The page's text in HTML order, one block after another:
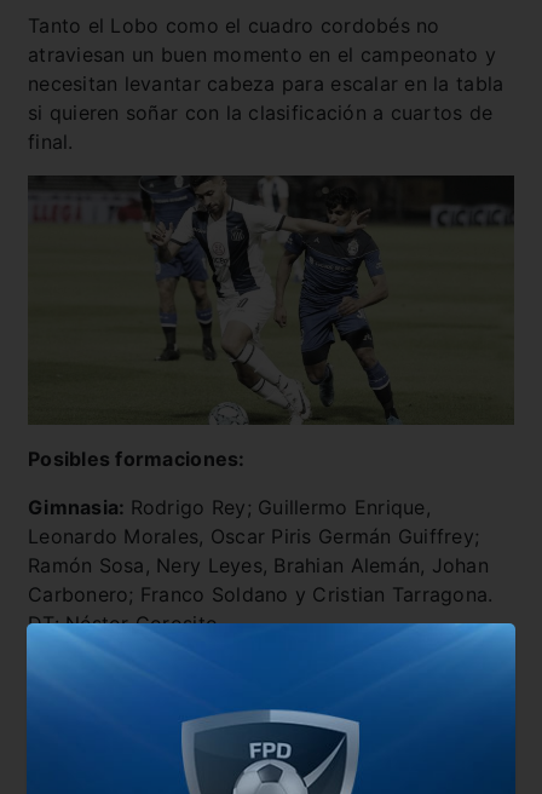
Tanto el Lobo como el cuadro cordobés no
atraviesan un buen momento en el campeonato y
necesitan levantar cabeza para escalar en la tabla
si quieren soñar con la clasificación a cuartos de
final.
Posibles formaciones:
Gimnasia: Rodrigo Rey; Guillermo Enrique,
Leonardo Morales, Oscar Piris Germán Guiffrey;
Ramón Sosa, Nery Leyes, Brahian Alemán, Johan
Carbonero; Franco Soldano y Cristian Tarragona.
DT: Néstor Gorosito.
Méndez, Rodrigo Villagra, Matías Esquivel, Héctor
Fértoli; Matías Godoy y Federico Girotti. DT: Pedro